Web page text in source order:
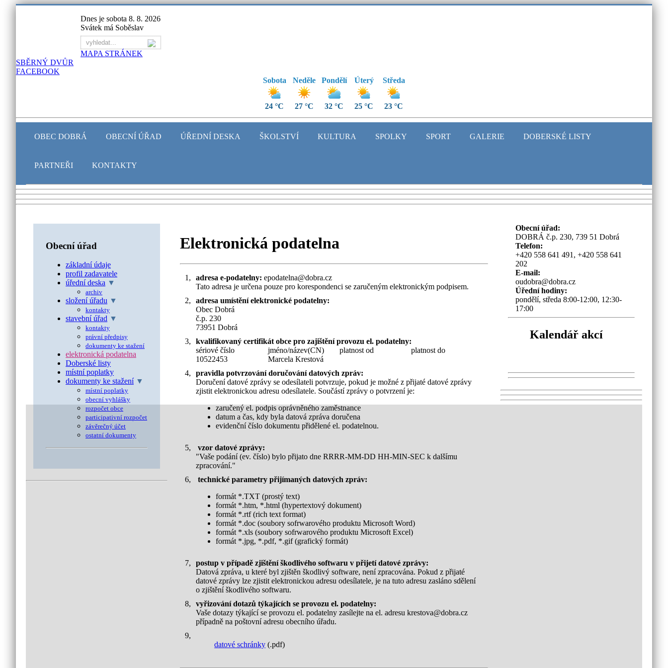
Dnes je sobota 8. 8. 2026
Svátek má Soběslav
MAPA STRÁNEK
SBĚRNÝ DVŮR
FACEBOOK
Sobota
24 °C
Neděle
27 °C
Pondělí
32 °C
Úterý
25 °C
Středa
23 °C
OBEC DOBRÁ OBECNÍ ÚŘAD ÚŘEDNÍ DESKA ŠKOLSTVÍ KULTURA SPOLKY SPORT GALERIE DOBERSKÉ LISTY
PARTNEŘI KONTAKTY
Obecní úřad
základní údaje
profil zadavatele
úřední deska ▼
archiv
složení úřadu ▼
kontakty
stavební úřad ▼
kontakty
právní předpisy
dokumenty ke stažení
elektronická podatelna
Doberské listy
místní poplatky
dokumenty ke stažení ▼
místní poplatky
obecní vyhlášky
rozpočet obce
participativní rozpočet
závěrečný účet
ostatní dokumenty
Elektronická podatelna
1, adresa e-podatelny: epodatelna@dobra.cz
Tato adresa je určena pouze pro korespondenci se zaručeným elektronickým podpisem.
2,
adresa umístění elektronické podatelny:
Obec Dobrá
č.p. 230
73951 Dobrá
3,
kvalifikovaný certifikát obce pro zajištění provozu el. podatelny:
sériové číslo
jméno/název(CN) platnost od
platnost do
10522453
Marcela Krestová
4,
pravidla potvrzování doručování datových zpráv:
Doručení datové zprávy se odesílateli potvrzuje, pokud je možné z přijaté datové zprávy
zjistit elektronickou adresu odesílatele. Součástí zprávy o potvrzení je:
zaručený el. podpis oprávněného zaměstnance
datum a čas, kdy byla datová zpráva doručena
evidenční číslo dokumentu přidělené el. podatelnou.
5,
vzor datové zprávy:
"Vaše podání (ev. číslo) bylo přijato dne RRRR-MM-DD HH-MIN-SEC k dalšímu
zpracování."
6,
technické parametry přijímaných datových zpráv:
formát *.TXT (prostý text)
formát *.htm, *.html (hypertextový dokument)
formát *.rtf (rich text format)
formát *.doc (soubory sofrwarového produktu Microsoft Word)
formát *.xls (soubory sofrwarového produktu Microsoft Excel)
formát *.jpg, *.pdf, *.gif (grafický formát)
7,
postup v případě zjištění škodlivého softwaru v přijetí datové zprávy:
Datová zpráva, u které byl zjištěn škodlivý software, není zpracována. Pokud z přijaté
datové zprávy lze zjistit elektronickou adresu odesílatele, je na tuto adresu zasláno sdělení
o zjištění škodlivého softwaru.
8,
vyřizování dotazů týkajících se provozu el. podatelny:
Vaše dotazy týkající se provozu el. podatelny zasílejte na el. adresu krestova@dobra.cz
případně na poštovní adresu obecního úřadu.
9,
datové schránky (.pdf)
Obecní úřad:
DOBRÁ č.p. 230, 739 51 Dobrá
Telefon:
+420 558 641 491, +420 558 641
202
E-mail:
oudobra@dobra.cz
Úřední hodiny:
pondělí, středa 8:00-12:00, 12:30-
17:00
Kalendář akcí